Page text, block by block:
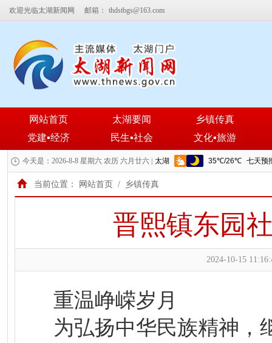
欢迎光临太湖新闻网 邮箱： thdstbgs@163.com
网站首页 太湖要闻
乡镇传真
党建▪经济
民生▪社会 文化▪旅游
今天是：2026-8-8 星期六 农历 六月廿六 |
当前位置： 网站首页 / 乡镇传真
晋熙镇东园
2024-10-15
重温峥嵘岁月
为弘扬中华民族精神，